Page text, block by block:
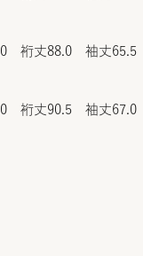
裄丈88.0 袖丈65.5
裄丈90.5 袖丈67.0